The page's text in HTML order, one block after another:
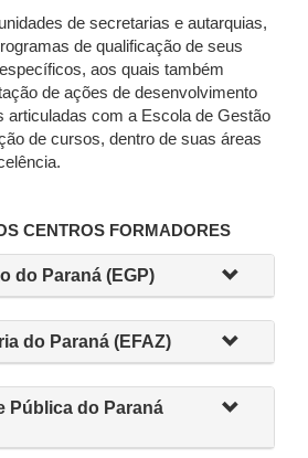
de secretarias e autarquias,
de qualificação de seus
aos quais também
de ações de desenvolvimento
articuladas com a Escola de Gestão
de cursos, dentro de suas áreas
CENTROS FORMADORES
do Paraná (EGP)
do Paraná (EFAZ)
Pública do Paraná